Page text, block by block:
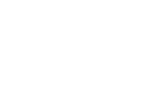
鞍馬寺では、
動植物の採取
山菜の採取